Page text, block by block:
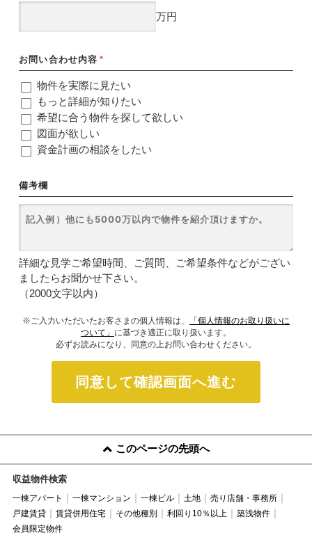
万円
お問い合わせ内容 *
物件を実際に見たい
もっと詳細が知りたい
希望に合う物件を探して欲しい
図面が欲しい
資金計画の相談をしたい
備考欄
詳細な見学ご希望時間、ご質問、ご希望条件などがござい
ましたらお聞かせ下さい。
（2000文字以内）
※ご入力いただいたお客さまの個人情報は、
「個人情報のお取り扱いに
ついて」 に基づき適正に取り扱います。
必ずお読みになり、同意の上お問い合わせください。
同意して確認画面へ進む
このページの先頭へ
収益物件検索
一棟アパート 一棟マンション 一棟ビル 土地
売り店舗・事務所
戸建賃貸
賃貸併用住宅 その他種別 利回り10％以上
築浅物件
会員限定物件